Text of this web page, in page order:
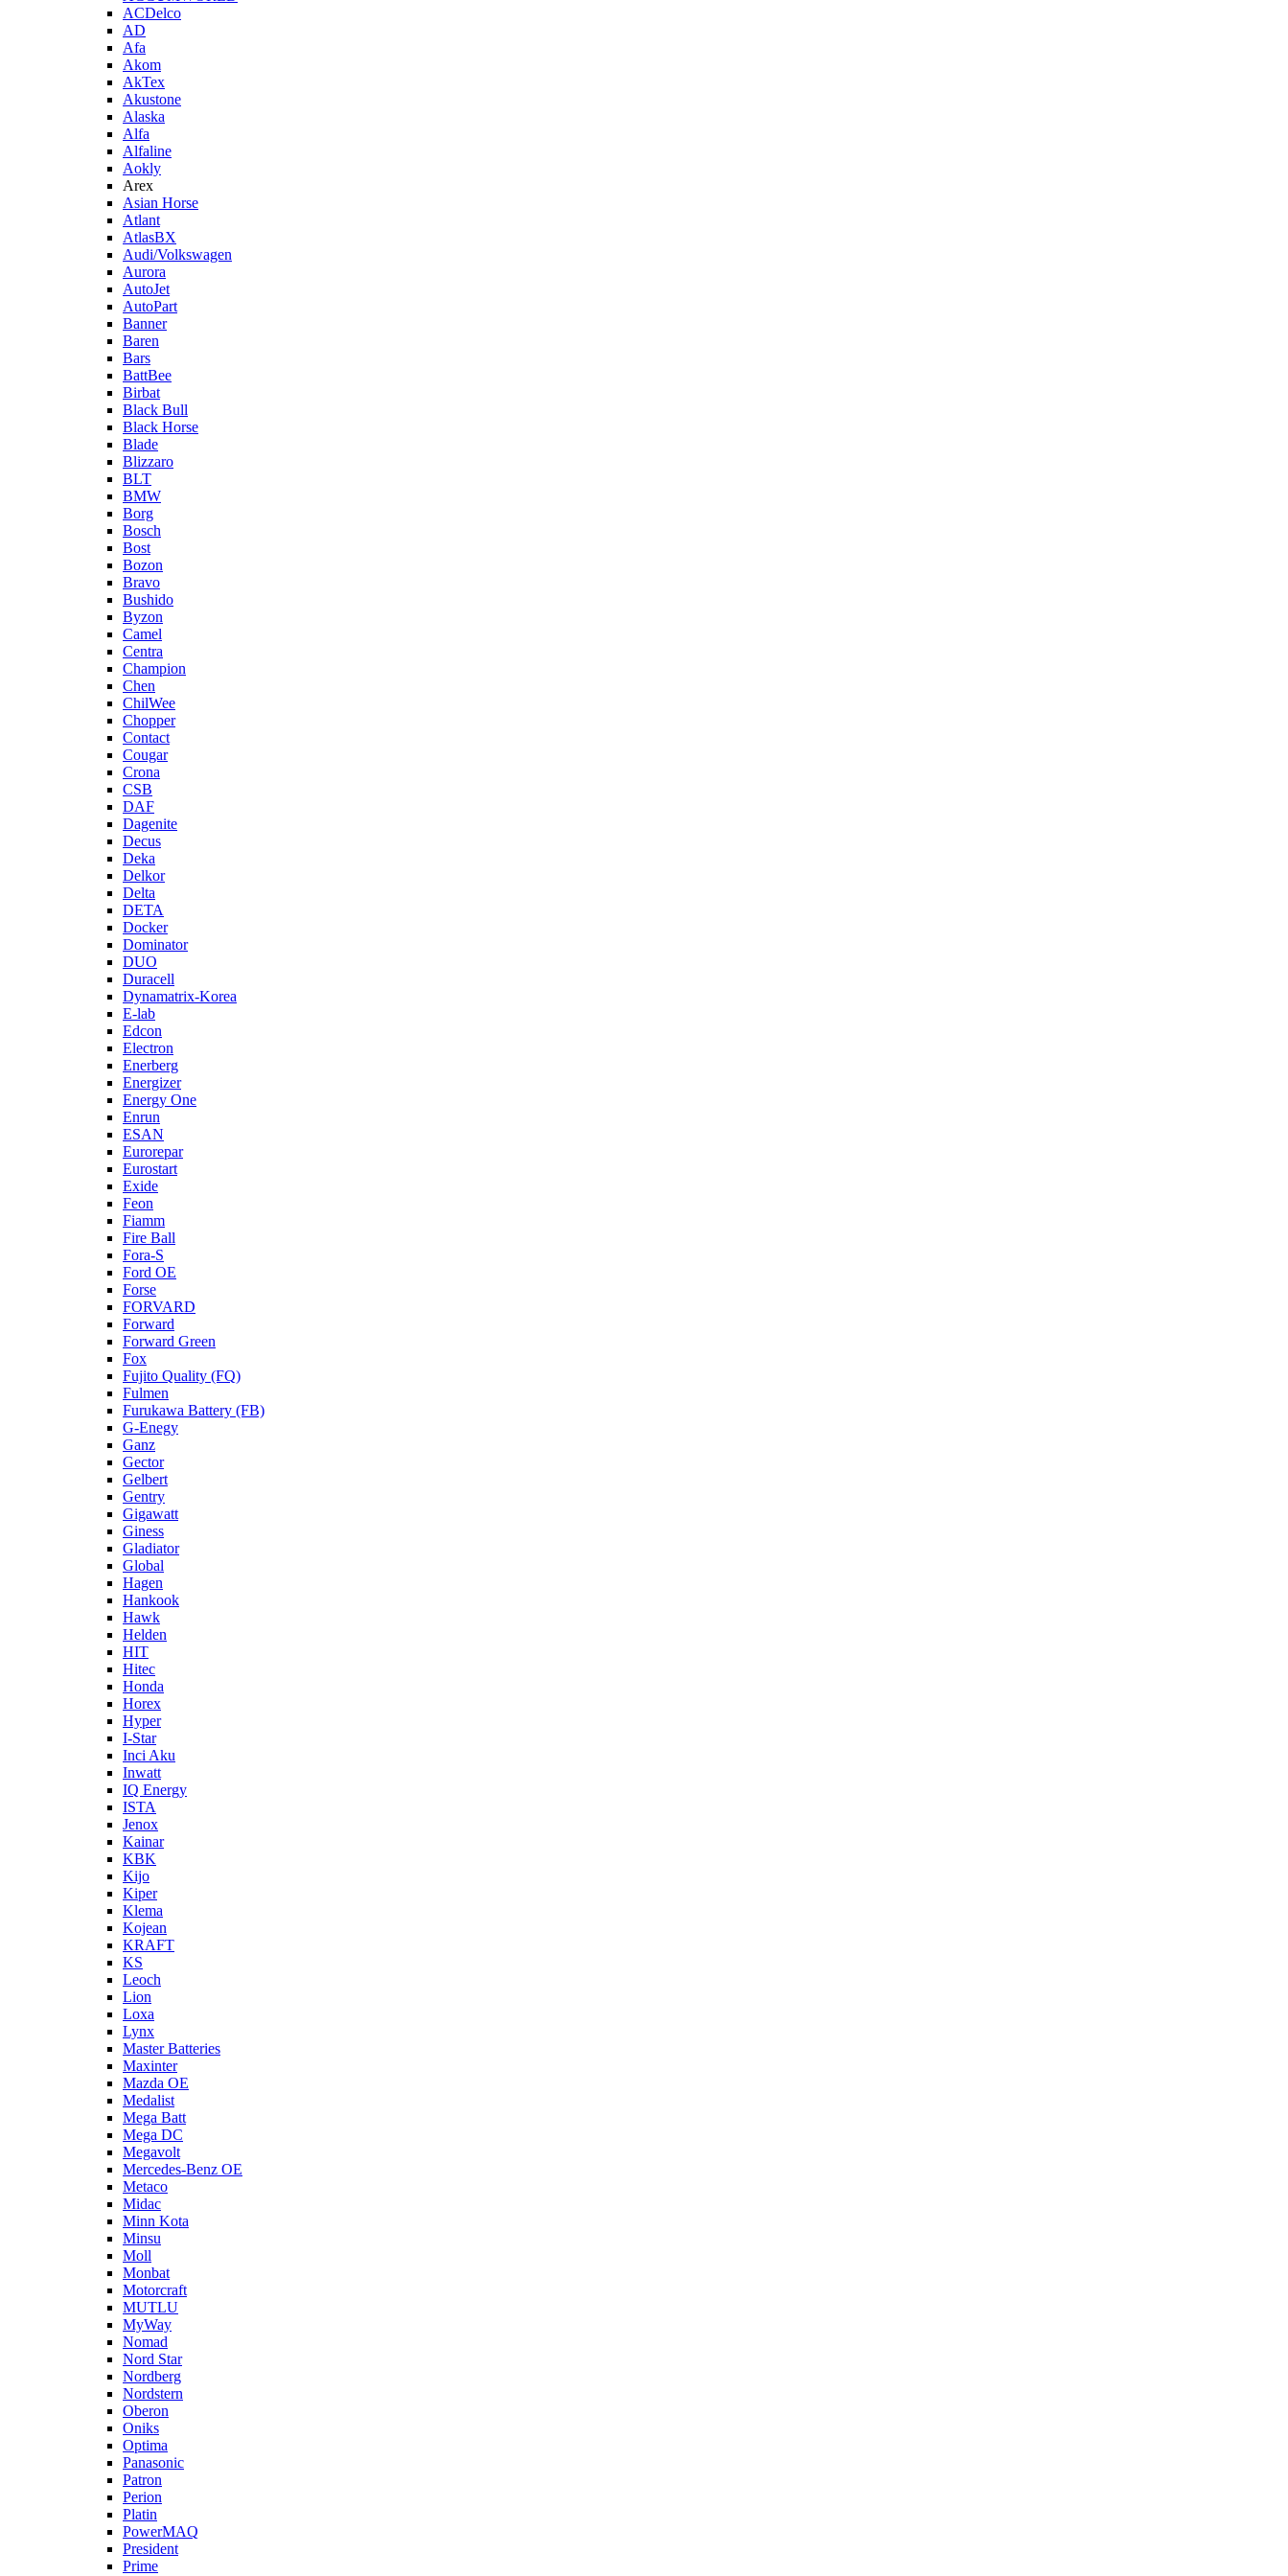
ACDelco
AD
Afa
Akom
AkTex
Akustone
Alaska
Alfa
Alfaline
Aokly
Arex
Asian Horse
Atlant
AtlasBX
Audi/Volkswagen
Aurora
AutoJet
AutoPart
Banner
Baren
Bars
BattBee
Birbat
Black Bull
Black Horse
Blade
Blizzaro
BLT
BMW
Borg
Bosch
Bost
Bozon
Bravo
Bushido
Byzon
Camel
Centra
Champion
Chen
ChilWee
Chopper
Contact
Cougar
Crona
CSB
DAF
Dagenite
Decus
Deka
Delkor
Delta
DETA
Docker
Dominator
DUO
Duracell
Dynamatrix-Korea
E-lab
Edcon
Electron
Enerberg
Energizer
Energy One
Enrun
ESAN
Eurorepar
Eurostart
Exide
Feon
Fiamm
Fire Ball
Fora-S
Ford OE
Forse
FORVARD
Forward
Forward Green
Fox
Fujito Quality (FQ)
Fulmen
Furukawa Battery (FB)
G-Enegy
Ganz
Gector
Gelbert
Gentry
Gigawatt
Giness
Gladiator
Global
Hagen
Hankook
Hawk
Helden
HIT
Hitec
Honda
Horex
Hyper
I-Star
Inci Aku
Inwatt
IQ Energy
ISTA
Jenox
Kainar
KBK
Kijo
Kiper
Klema
Kojean
KRAFT
KS
Leoch
Lion
Loxa
Lynx
Master Batteries
Maxinter
Mazda OE
Medalist
Mega Batt
Mega DC
Megavolt
Mercedes-Benz OE
Metaco
Midac
Minn Kota
Minsu
Moll
Monbat
Motorcraft
MUTLU
MyWay
Nomad
Nord Star
Nordberg
Nordstern
Oberon
Oniks
Optima
Panasonic
Patron
Perion
Platin
PowerMAQ
President
Prime